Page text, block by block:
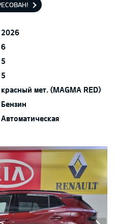
2026
6
5
5
красный мет. (MAGMA RED)
Бензин
Автоматическая